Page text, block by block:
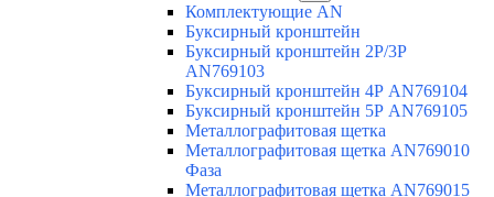
Комплектующие AN
Буксирный кронштейн
Буксирный кронштейн 2Р/3Р
AN769103
Буксирный кронштейн 4Р AN769104
Буксирный кронштейн 5Р AN769105
Металлографитовая щетка
Металлографитовая щетка AN769010
Фаза
Металлографитовая щетка AN769015